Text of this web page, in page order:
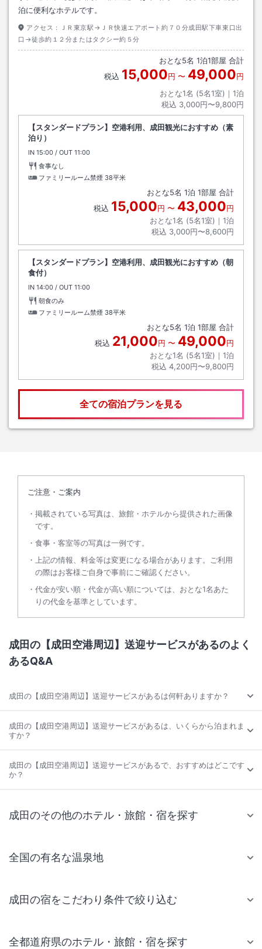
泊に便利なホテルです。
アクセス：
ＪＲ東京駅→ＪＲ快速エアポート約７０分成田駅下車東口出
口→徒歩約１２分またはタクシー約５分
おとな5名 1泊1部屋 合計
税込 15,000円 〜 49,000円
おとな1名 (5名1室)｜ 1泊
税込 3,000円〜9,800円
【スタンダードプラン】空港利用、成田観光におすすめ（素
泊り）
IN チェックイン
15:00 / OUT チェックアウト
11:00
食事なし
ファミリールーム禁煙 38平米
おとな5名 1泊 1部屋 合計
税込 15,000円 〜 43,000円
おとな1名 (5名1室)｜ 1泊
税込 3,000円〜8,600円
【スタンダードプラン】空港利用、成田観光におすすめ（朝
食付）
IN チェックイン
14:00 / OUT チェックアウト
11:00
朝食のみ
ファミリールーム禁煙 38平米
おとな5名 1泊 1部屋 合計
税込 21,000円 〜 49,000円
おとな1名 (5名1室)｜ 1泊
税込 4,200円〜9,800円
全ての宿泊プランを見る
ご注意・ご案内
掲載されている写真は、旅館・ホテルから提供された画像
です。
食事・客室等の写真は一例です。
上記の情報、料金等は変更になる場合があります。ご利用
の際はお客様ご自身で事前にご確認ください。
代金が安い順・代金が高い順については、おとな1名あた
りの代金を基準としています。
成田の【成田空港周辺】送迎サービスがあるのよく
あるQ&A
成田の【成田空港周辺】送迎サービスがあるは何軒ありますか？
成田の【成田空港周辺】送迎サービスがあるは、いくらから泊まれま
すか？
成田の【成田空港周辺】送迎サービスがあるで、おすすめはどこです
か？
成田のその他のホテル・旅館・宿を探す
全国の有名な温泉地
成田の宿をこだわり条件で絞り込む
全都道府県のホテル・旅館・宿を探す